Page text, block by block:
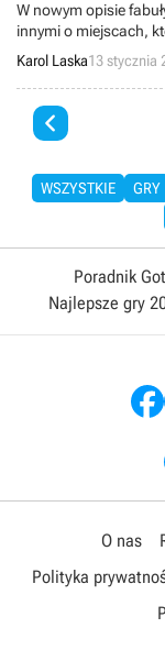
W nowym opisie
innymi o miejscach,
Potwierdzono także,
względem trylogii
Karol Laska13 stycznia

WSZYSTKIE GRY
Poradnik
Najlepsze gry
O nas
Polityka